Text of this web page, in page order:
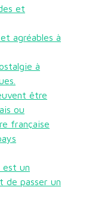
et
agréables à
à
être
ou
française
est un
de passer un